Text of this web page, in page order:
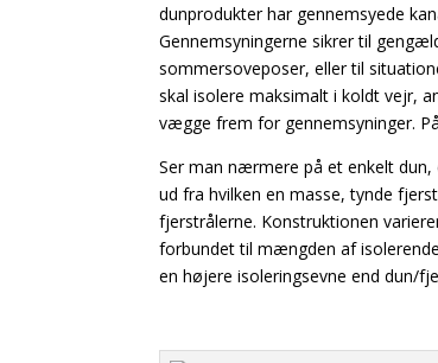
dunprodukter har gennemsyede
Gennemsyningerne sikrer til
sommersoveposer, eller til
skal isolere maksimalt i koldt vejr,
vægge frem for gennemsyninger.
Ser man nærmere på et enkelt
ud fra hvilken en masse, tynde
fjerstrålerne. Konstruktionen
forbundet til mængden af
en højere isoleringsevne end dun/